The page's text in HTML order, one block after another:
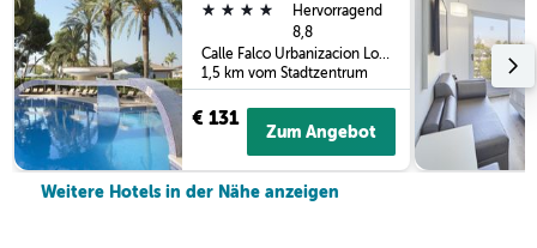
4 Sterne
Hervorragend
8,8
Calle Falco Urbanizacion Los Troncos, Alcudia, Mallorca, Spanien
1,5 km vom Stadtzentrum
€ 131
Zum Angebot
Weitere Hotels in der Nähe anzeigen